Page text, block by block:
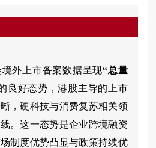
境外上市备案数据呈现“总量
良好态势，港股主导的上市
，硬科技与消费复苏相关领
。这一态势是企业跨境融资
制度优势凸显与政策持续优